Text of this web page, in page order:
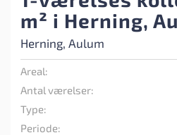
m² i Herning,
Herning, Aulum
Areal:
Antal værelser:
Type:
Periode: